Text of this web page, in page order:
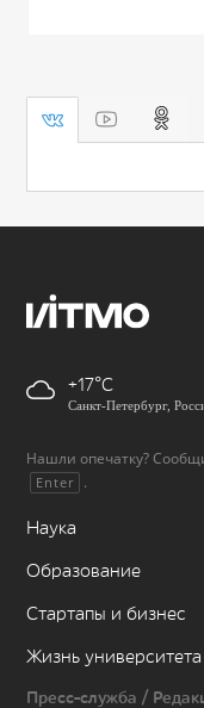
+17
Санкт-Петербург,
Нашли опечатку?
Enter .
Наука
Образование
Стартапы и бизнес
Жизнь университета
Пресс-служба /